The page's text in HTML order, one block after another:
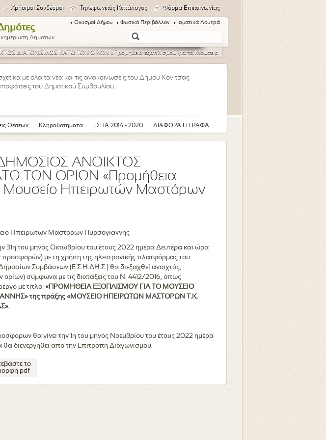
Χρήσιμοι Συνδέσμοι Τηλεφωνικός Κατάλογος Φόρμα Επικοινωνίας
Δημοτών
Οικισμοί Δήμου Φυσικό Περιβάλλον Ιαματικά Λουτρά
ΔΙΑΓΩΝΙΣΜΟΣ ΚΑΤΩ ΤΩΝ ΟΡΙΩΝ «Προμήθεια εξοπλισμού για το Μουσείο
με όλα τα νέα και τις ανακοινώσεις του Δήμου Κόνιτσας
του Δημοτικού Συμβουλίου.
Θέσεων Κληροδοτήματα ΕΣΠΑ 2014 - 2020 ΔΙΑΦΟΡΑ ΕΓΓΡΑΦΑ
ΑΝΟΙΚΤΟΣ
ΤΩΝ ΟΡΙΩΝ «Προμήθεια
Μουσείο Ηπειρωτών Μαστόρων
Ηπειρωτών Μαστόρων Πυρσόγιαννης
31η του μηνός Οκτωβρίου του έτους 2022 ημέρα Δευτέρα και ώρα
με τη χρήση της ηλεκτρονικής πλατφόρμας του
Συμβάσεων (Ε.Σ.Η.ΔΗ.Σ.) θα διεξαχθεί ανοιχτός,
ορίων) σύμφωνα με τις διατάξεις του Ν. 4412/2016, όπως
με τίτλο: «ΠΡΟΜΗΘΕΙΑ ΕΞΟΠΛΙΣΜΟΥ ΓΙΑ ΤΟ ΜΟΥΣΕΙΟ
της πράξης «ΜΟΥΣΕΙΟ ΗΠΕΙΡΩΤΩΝ ΜΑΣΤΟΡΩΝ Τ.Κ.
θα γίνει την 1η του μηνός Νοεμβρίου του έτους 2022 ημέρα
διενεργηθεί από την Επιτροπή Διαγωνισμού.
το
pdf